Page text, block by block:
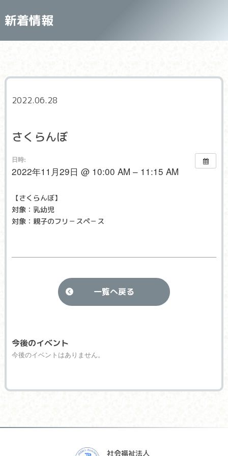
新着情報
2022.06.28
さくらんぼ
日時:
2022年11月29日 @ 10:00 AM – 11:15 AM
【さくらんぼ】
対象：乳幼児
対象：親子のフリ－スペ－ス
今後のイベント
今後のイベントはありません。
一覧へ戻る
社会福祉法人